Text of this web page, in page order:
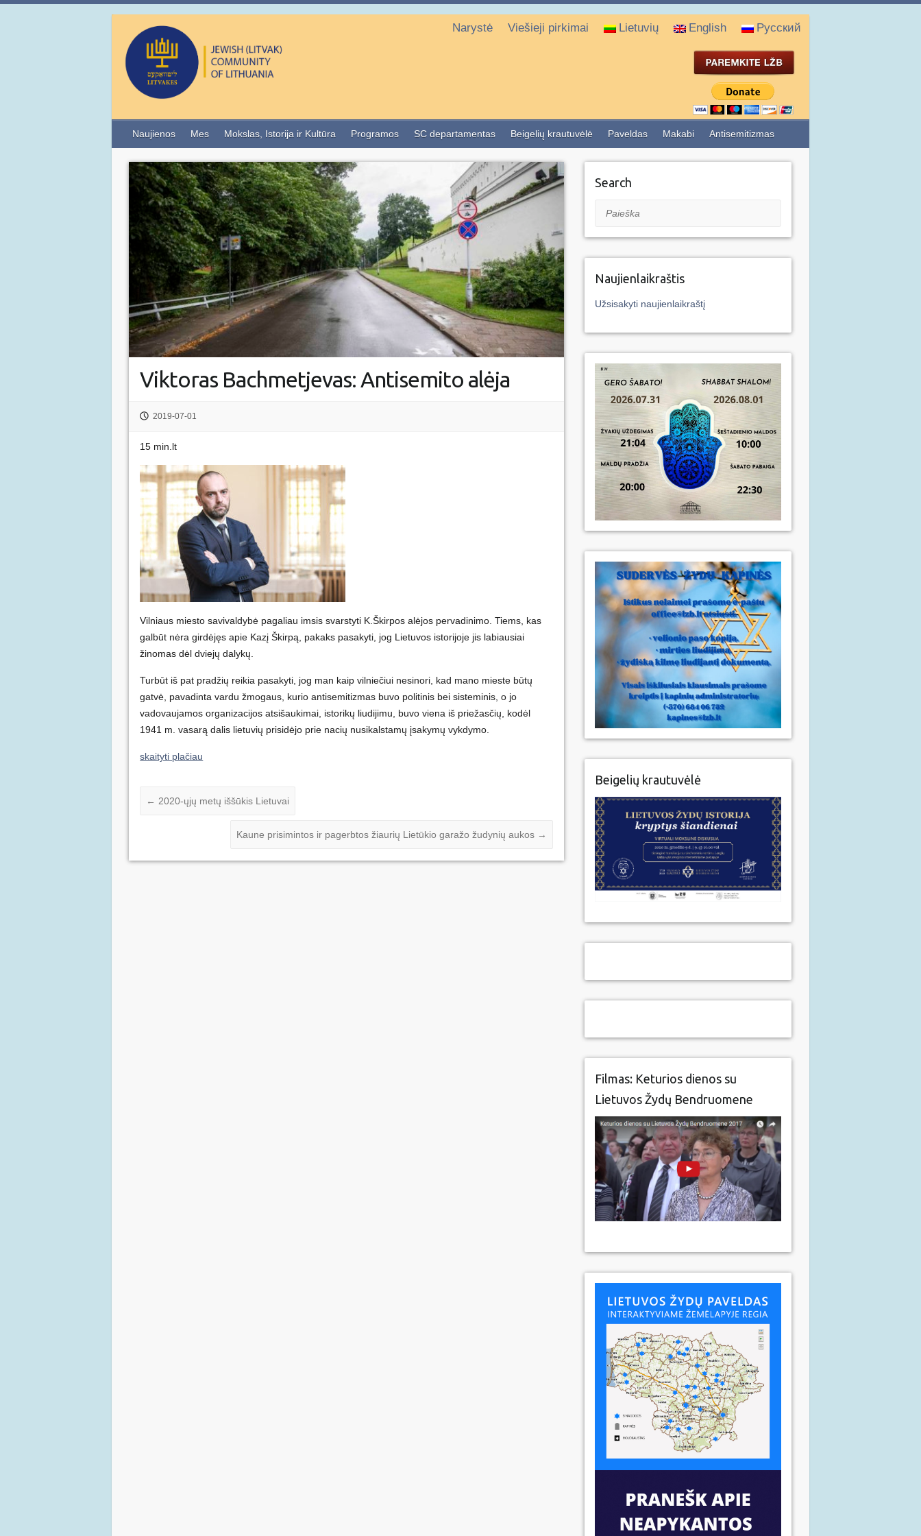
Narystė Viešieji pirkimai Lietuvių English Русский
Naujienos Mes Mokslas, Istorija ir Kultūra Programos SC departamentas Beigelių krautuvėlė Paveldas Makabi Antisemitizmas
Viktoras Bachmetjevas: Antisemito alėja
2019-07-01
15 min.lt
Vilniaus miesto savivaldybė pagaliau imsis svarstyti K.Škirpos alėjos pervadinimo. Tiems, kas
galbūt nėra girdėjęs apie Kazį Škirpą, pakaks pasakyti, jog Lietuvos istorijoje jis labiausiai
žinomas dėl dviejų dalykų.
Turbūt iš pat pradžių reikia pasakyti, jog man kaip vilniečiui nesinori, kad mano mieste būtų
gatvė, pavadinta vardu žmogaus, kurio antisemitizmas buvo politinis bei sisteminis, o jo
vadovaujamos organizacijos atsišaukimai, istorikų liudijimu, buvo viena iš priežasčių, kodėl
1941 m. vasarą dalis lietuvių prisidėjo prie nacių nusikalstamų įsakymų vykdymo.
skaityti plačiau
← 2020-ųjų metų iššūkis Lietuvai
Kaune prisimintos ir pagerbtos žiaurių Lietūkio garažo žudynių aukos →
Search
Paieška
Naujienlaikraštis
Užsisakyti naujienlaikraštį
Beigelių krautuvėlė
Filmas: Keturios dienos su
Lietuvos Žydų Bendruomene